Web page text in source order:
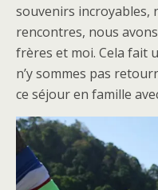
souvenirs incroyables,
rencontres, nous
frères et moi. Cela fait
n’y sommes pas
ce séjour en famille